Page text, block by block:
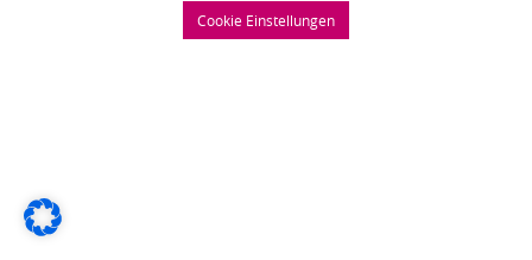
Cookie Einstellungen